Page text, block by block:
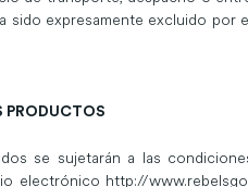
sido expresamente excluido por
PRODUCTOS
se sujetarán a las
electrónico http://